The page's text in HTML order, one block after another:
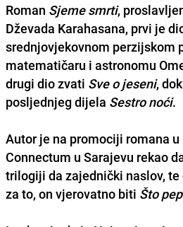
Roman Sjeme smrti,
Dževada Karahasana, prvi je
srednjovjekovnom perzijskom
matematičaru i astronomu
drugi dio zvati Sve o jeseni,
posljednjeg dijela Sestro noći.
Autor je na promociji romana
Connectum u Sarajevu rekao
trilogiji da zajednički naslov,
za to, on vjerovatno biti Što